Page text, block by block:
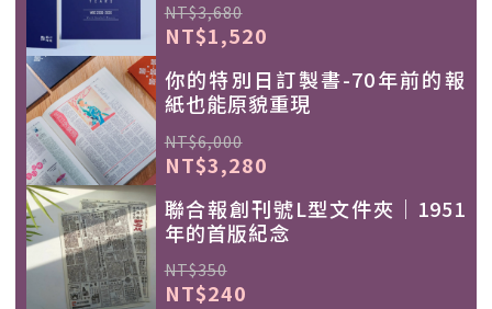
NT$3,680
NT$1,520
你的特別日訂製書-70年前的報
紙也能原貌重現
NT$6,000
NT$3,280
聯合報創刊號L型文件夾｜1951
年的首版紀念
NT$350
NT$240